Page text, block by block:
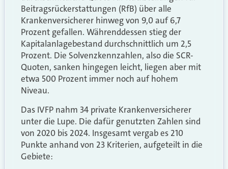
Beitragsrückerstattungen (RfB) über alle
Krankenversicherer hinweg von 9,0 auf 6,7
Prozent gefallen. Währenddessen stieg der
Kapitalanlagebestand durchschnittlich um 2,5
Prozent. Die Solvenzkennzahlen, also die SCR-
Quoten, sanken hingegen leicht, liegen aber mit
etwa 500 Prozent immer noch auf hohem
Niveau.
Das IVFP nahm 34 private Krankenversicherer
unter die Lupe. Die dafür genutzten Zahlen sind
von 2020 bis 2024. Insgesamt vergab es 210
Punkte anhand von 23 Kriterien, aufgeteilt in die
Gebiete: